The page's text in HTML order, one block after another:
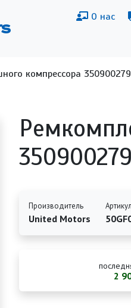
ОсновнаяО нас
компрессора 350900279
350900279
Производитель
United Motors
Артикул
2